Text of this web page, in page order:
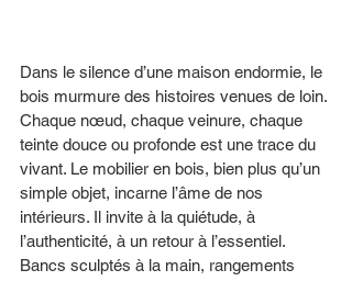
Dans le silence d’une maison endormie, le
bois murmure des histoires venues de loin.
Chaque nœud, chaque veinure, chaque
teinte douce ou profonde est une trace du
vivant. Le mobilier en bois, bien plus qu’un
simple objet, incarne l’âme de nos
intérieurs. Il invite à la quiétude, à
l’authenticité, à un retour à l’essentiel.
Bancs sculptés à la main, rangements